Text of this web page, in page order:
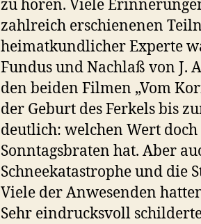
zu hören. Viele
zahlreich erschienenen
heimatkundlicher Experte
Fundus und Nachlaß von J.
den beiden Filmen „Vom
der Geburt des Ferkels bis
deutlich: welchen Wert
Sonntagsbraten hat. Aber
Schneekatastrophe und die
Viele der Anwesenden
Sehr eindrucksvoll